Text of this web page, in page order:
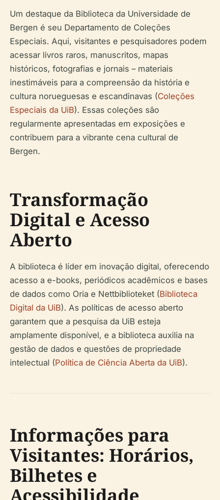
Um destaque da Biblioteca da Universidade de
Bergen é seu Departamento de Coleções
Especiais. Aqui, visitantes e pesquisadores podem
acessar livros raros, manuscritos, mapas
históricos, fotografias e jornais – materiais
inestimáveis para a compreensão da história e
cultura norueguesas e escandinavas (Coleções
Especiais da UiB). Essas coleções são
regularmente apresentadas em exposições e
contribuem para a vibrante cena cultural de
Bergen.
Transformação
Digital e Acesso
Aberto
A biblioteca é líder em inovação digital, oferecendo
acesso a e-books, periódicos acadêmicos e bases
de dados como Oria e Nettbiblioteket (Biblioteca
Digital da UiB). As políticas de acesso aberto
garantem que a pesquisa da UiB esteja
amplamente disponível, e a biblioteca auxilia na
gestão de dados e questões de propriedade
intelectual (Política de Ciência Aberta da UiB).
Informações para
Visitantes: Horários,
Bilhetes e